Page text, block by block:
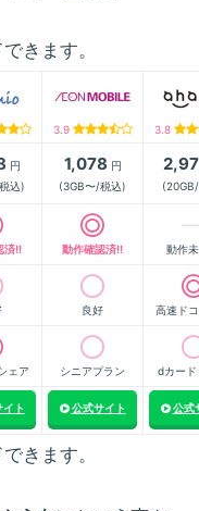
きます。
3.9 3.8
円
込)
1,078 円
(3GB〜/税込)
済!! 動作確認済!! 動作
良好 高速ド
ェア シニアプラン dカード
ト 公式サイト 公式
きます。